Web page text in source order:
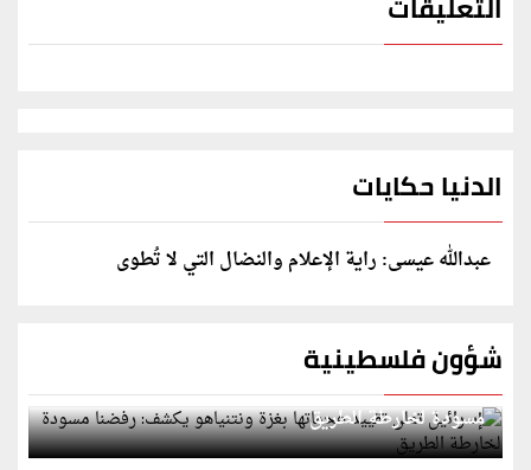
الدنيا حكايات
عبدالله عيسى: راية الإعلام والنضال التي لا تُطوى
شؤون فلسطينية
إسرائيل تعلن تقييد هجماتها بغزة ونتنياهو يكشف: رفضنا
مسودة لخارطة الطريق